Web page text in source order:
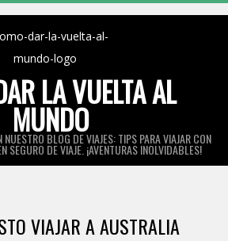
LA VUELTA AL
MUNDO
BLOG DE VIAJES: TIPS PARA VIAJAR CON
SEGURO DE VIAJE. ¡AVENTURAS INOLVIDABLES!
VIAJAR A AUSTRALIA